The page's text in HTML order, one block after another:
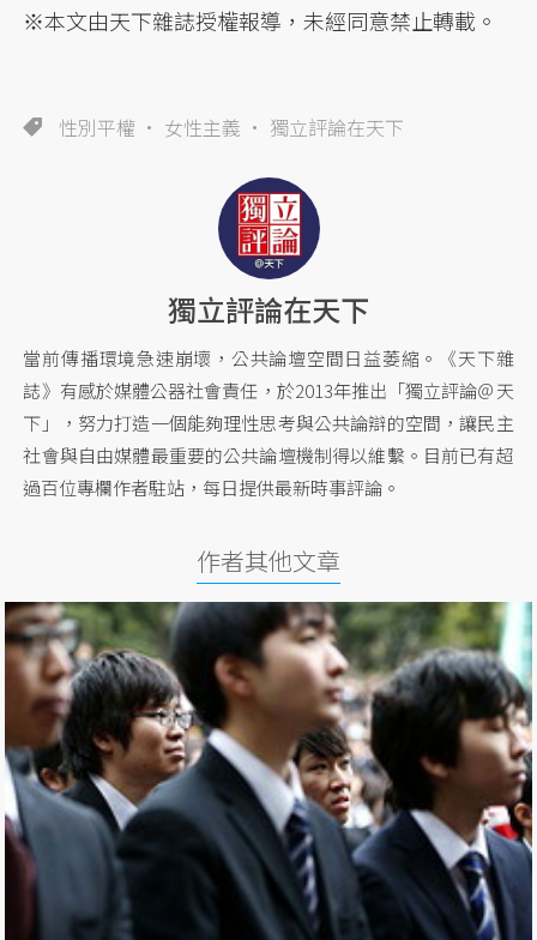
※本文由天下雜誌授權報導，未經同意禁止轉載。
性別平權 女性主義 獨立評論在天下
獨立評論在天下
當前傳播環境急速崩壞，公共論壇空間日益萎縮。《天下雜
誌》有感於媒體公器社會責任，於2013年推出「獨立評論＠天
下」，努力打造一個能夠理性思考與公共論辯的空間，讓民主
社會與自由媒體最重要的公共論壇機制得以維繫。目前已有超
過百位專欄作者駐站，每日提供最新時事評論。
作者其他文章